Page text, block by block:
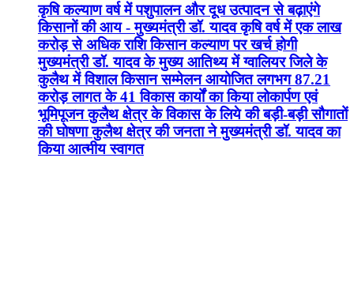
कृषि कल्याण वर्ष में पशुपालन और दूध उत्पादन से बढ़ाएंगे
किसानों की आय - मुख्यमंत्री डॉ. यादव कृषि वर्ष में एक लाख
करोड़ से अधिक राशि किसान कल्याण पर खर्च होगी
मुख्यमंत्री डॉ. यादव के मुख्य आतिथ्य में ग्वालियर जिले के
कुलैथ में विशाल किसान सम्मेलन आयोजित लगभग 87.21
करोड़ लागत के 41 विकास कार्यों का किया लोकार्पण एवं
भूमिपूजन कुलैथ क्षेत्र के विकास के लिये की बड़ी-बड़ी सौगातों
की घोषणा कुलैथ क्षेत्र की जनता ने मुख्यमंत्री डॉ. यादव का
किया आत्मीय स्वागत